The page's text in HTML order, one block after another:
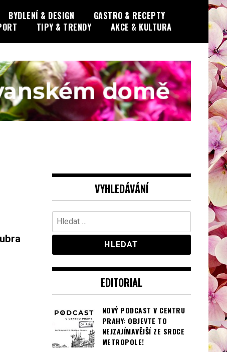
BYDLENÍ & DESIGN
GASTRO & RECEPTY
TIPY & TRENDY AKCE & KULTURA
VYHLEDÁVÁNÍ
Vyhledávání
EDITORIAL
NOVÝ PODCAST V CENTRU
PRAHY: OBJEVTE TO
NEJZAJÍMAVĚJŠÍ ZE SRDCE
METROPOLE!